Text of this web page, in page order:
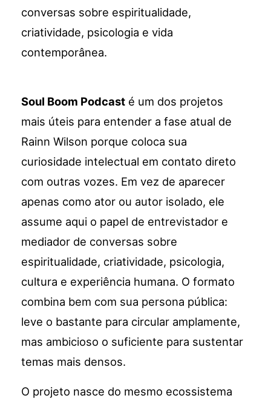
conversas sobre espiritualidade,
criatividade, psicologia e vida
contemporânea.
Soul Boom Podcast é um dos projetos
mais úteis para entender a fase atual de
Rainn Wilson porque coloca sua
curiosidade intelectual em contato direto
com outras vozes. Em vez de aparecer
apenas como ator ou autor isolado, ele
assume aqui o papel de entrevistador e
mediador de conversas sobre
espiritualidade, criatividade, psicologia,
cultura e experiência humana. O formato
combina bem com sua persona pública:
leve o bastante para circular amplamente,
mas ambicioso o suficiente para sustentar
temas mais densos.
O projeto nasce do mesmo ecossistema